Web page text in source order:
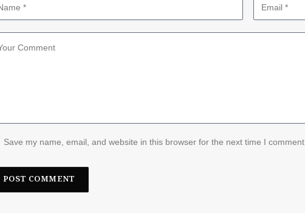
Save my name, email, and website in this browser for the next time I comment.